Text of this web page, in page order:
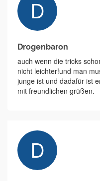
Drogenbaron
auch wenn die tricks
nicht leichter!und man
junge ist und dadafür ist
mit freundlichen grüßen.